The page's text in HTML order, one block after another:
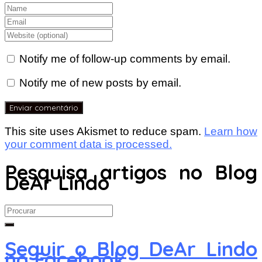
Notify me of follow-up comments by email.
Notify me of new posts by email.
This site uses Akismet to reduce spam. Learn how
your comment data is processed.
Pesquisa artigos no Blog
DeAr Lindo
Search
for:
Seguir o Blog DeAr Lindo